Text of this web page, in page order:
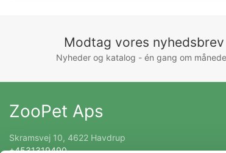
Modtag vores nyhedsbrev
Nyheder og katalog - én gang om
ZooPet Aps
Skramsvej 10, 4622 Havdrup
+4531319490